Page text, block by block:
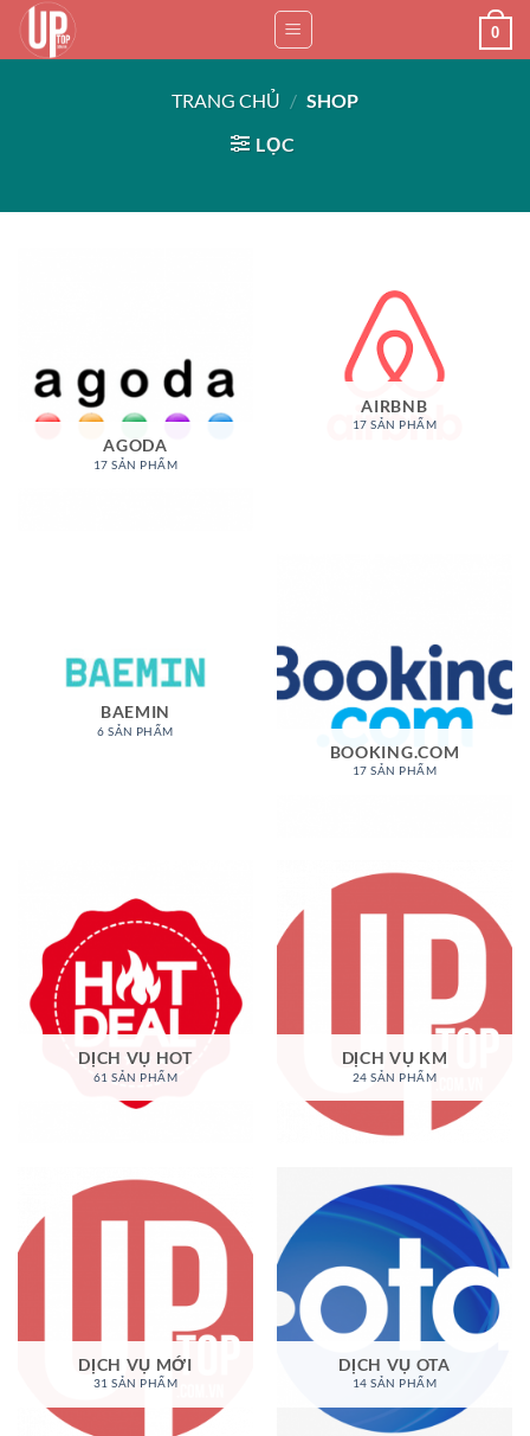
qua
0
TRANG CHỦ / SHOP
LỌC
AGODA
17 SẢN PHẨM
AIRBNB
17 SẢN PHẨM
BAEMIN
6 SẢN PHẨM
BOOKING.COM
17 SẢN PHẨM
DỊCH VỤ HOT
61 SẢN PHẨM
DỊCH VỤ KM
24 SẢN PHẨM
DỊCH VỤ MỚI
31 SẢN PHẨM
DỊCH VỤ OTA
14 SẢN PHẨM